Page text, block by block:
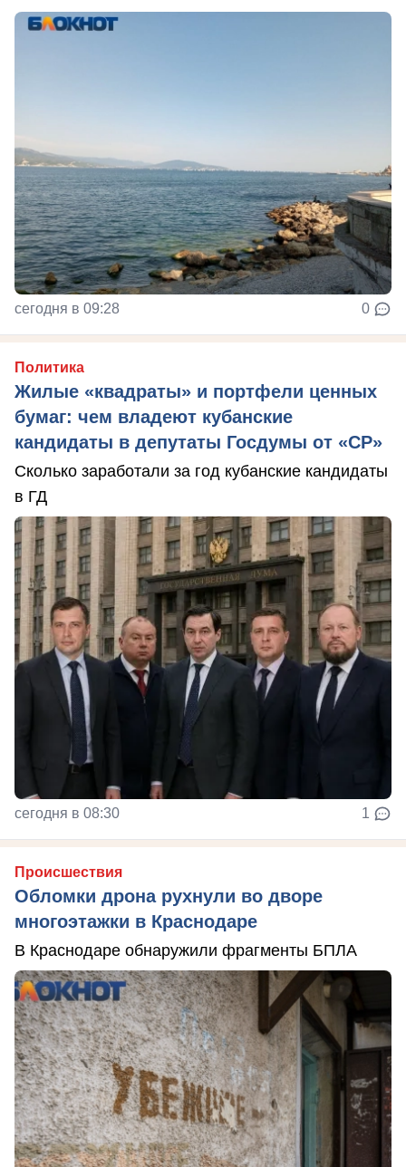
сегодня в 09:28 0
Политика
Жилые «квадраты» и портфели ценных
бумаг: чем владеют кубанские
кандидаты в депутаты Госдумы от «СР»
Сколько заработали за год кубанские кандидаты
в ГД
сегодня в 08:30 1
Происшествия
Обломки дрона рухнули во дворе
многоэтажки в Краснодаре
В Краснодаре обнаружили фрагменты БПЛА